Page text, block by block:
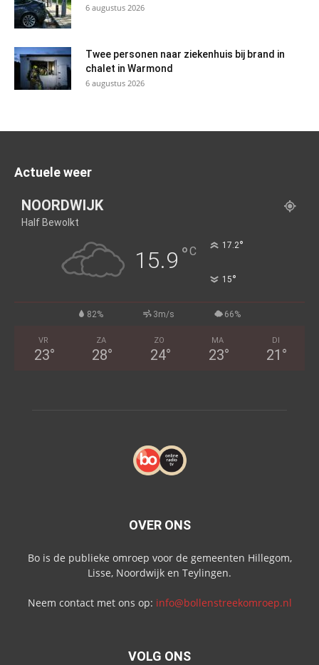
6 augustus 2026
Twee personen naar ziekenhuis bij brand in
chalet in Warmond
6 augustus 2026
Actuele weer
NOORDWIJK
Half Bewolkt
15.9 °C 17.2°
15°
82% 3m/s 66%
VR
23°
ZA
28°
ZO
24°
MA
23°
DI
21 °
OVER ONS
Bo is de publieke omroep voor de gemeenten Hillegom,
Lisse, Noordwijk en Teylingen.
Neem contact met ons op: info@bollenstreekomroep.nl
VOLG ONS